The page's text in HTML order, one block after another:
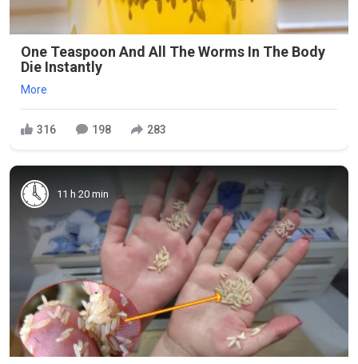
One Teaspoon And All The Worms In The Body
Die Instantly
More
316 198 283
11 h 20 min